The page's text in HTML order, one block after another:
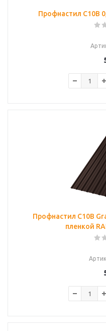
Профнастил С10B
Профнастил С10B
пленкой